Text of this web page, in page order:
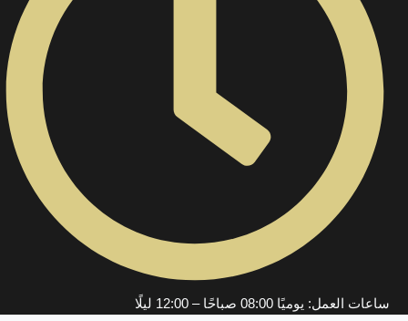
ساعات العمل: يوميًا 08:00 صباحًا – 12:00 ليلًا